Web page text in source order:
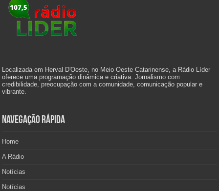
Localizada em Herval D'Oeste, no Meio Oeste Catarinense, a Rádio Líder
oferece uma programação dinâmica e criativa. Jornalismo com
credibilidade, preocupação com a comunidade, comunicação popular e
vibrante.
Navegação Rápida
Home
A Rádio
Notícias
Notícias